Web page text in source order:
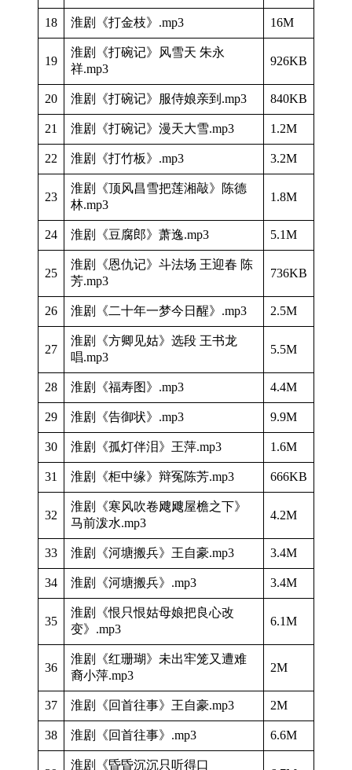
18 淮剧《打金枝》.mp3 16M
19
淮剧《打碗记》风雪天 朱永
祥.mp3
926KB
20 淮剧《打碗记》服侍娘亲到.mp3 840KB
21 淮剧《打碗记》漫天大雪.mp3 1.2M
22 淮剧《打竹板》.mp3 3.2M
23
淮剧《顶风昌雪把莲湘敲》陈德
林.mp3
1.8M
24 淮剧《豆腐郎》萧逸.mp3 5.1M
25
淮剧《恩仇记》斗法场 王迎春 陈
芳.mp3
736KB
26 淮剧《二十年一梦今日醒》.mp3 2.5M
27
淮剧《方卿见姑》选段 王书龙
唱.mp3
5.5M
28 淮剧《福寿图》.mp3 4.4M
29 淮剧《告御状》.mp3 9.9M
30 淮剧《孤灯伴泪》王萍.mp3 1.6M
31 淮剧《柜中缘》辩冤陈芳.mp3 666KB
32
淮剧《寒风吹卷飕飕屋檐之下》
马前泼水.mp3
4.2M
33 淮剧《河塘搬兵》王自豪.mp3 3.4M
34 淮剧《河塘搬兵》.mp3 3.4M
35
淮剧《恨只恨姑母娘把良心改
变》.mp3
6.1M
36
淮剧《红珊瑚》未出牢笼又遭难
裔小萍.mp3
2M
37 淮剧《回首往事》王自豪.mp3 2M
38 淮剧《回首往事》.mp3 6.6M
淮剧《昏昏沉沉只听得口